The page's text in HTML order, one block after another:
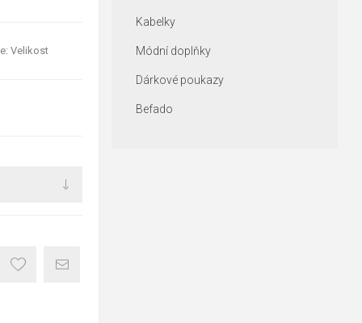
Velikost
Kabelky
Módní doplňky
Dárkové poukazy
Befado